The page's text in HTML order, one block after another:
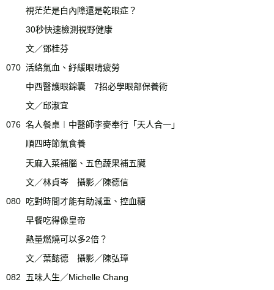
視茫茫是白內障還是乾眼症？
30秒快速檢測視野健康
文／鄧桂芬
070 活絡氣血、紓緩眼睛疲勞
中西醫護眼錦囊 7招必學眼部保養術
文／邱淑宜
076 名人餐桌︱中醫師李麥奉行「天人合一」
順四時節氣食養
天麻入菜補腦、五色蔬果補五臟
文／林貞岑 攝影／陳德信
080 吃對時間才能有助減重、控血糖
早餐吃得像皇帝
熱量燃燒可以多2倍？
文／葉懿德 攝影／陳弘璋
082
五味人生／Michelle Chang